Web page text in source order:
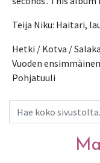
Teija Niku: Haitari,
Hetki / Kotva /
Vuoden
Pohjatuuli
Haku